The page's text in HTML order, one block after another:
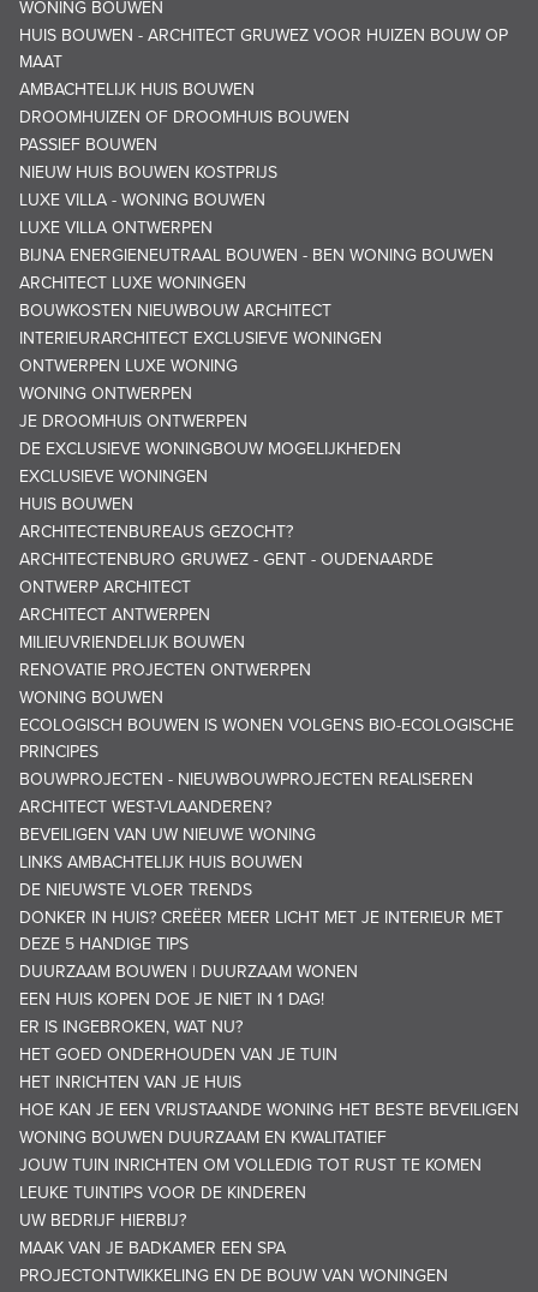
WONING BOUWEN
HUIS BOUWEN - ARCHITECT GRUWEZ VOOR HUIZEN BOUW OP
MAAT
AMBACHTELIJK HUIS BOUWEN
DROOMHUIZEN OF DROOMHUIS BOUWEN
PASSIEF BOUWEN
NIEUW HUIS BOUWEN KOSTPRIJS
LUXE VILLA - WONING BOUWEN
LUXE VILLA ONTWERPEN
BIJNA ENERGIENEUTRAAL BOUWEN - BEN WONING BOUWEN
ARCHITECT LUXE WONINGEN
BOUWKOSTEN NIEUWBOUW ARCHITECT
INTERIEURARCHITECT EXCLUSIEVE WONINGEN
ONTWERPEN LUXE WONING
WONING ONTWERPEN
JE DROOMHUIS ONTWERPEN
DE EXCLUSIEVE WONINGBOUW MOGELIJKHEDEN
EXCLUSIEVE WONINGEN
HUIS BOUWEN
ARCHITECTENBUREAUS GEZOCHT?
ARCHITECTENBURO GRUWEZ - GENT - OUDENAARDE
ONTWERP ARCHITECT
ARCHITECT ANTWERPEN
MILIEUVRIENDELIJK BOUWEN
RENOVATIE PROJECTEN ONTWERPEN
WONING BOUWEN
ECOLOGISCH BOUWEN IS WONEN VOLGENS BIO-ECOLOGISCHE
PRINCIPES
BOUWPROJECTEN - NIEUWBOUWPROJECTEN REALISEREN
ARCHITECT WEST-VLAANDEREN?
BEVEILIGEN VAN UW NIEUWE WONING
LINKS AMBACHTELIJK HUIS BOUWEN
DE NIEUWSTE VLOER TRENDS
DONKER IN HUIS? CREËER MEER LICHT MET JE INTERIEUR MET
DEZE 5 HANDIGE TIPS
DUURZAAM BOUWEN | DUURZAAM WONEN
EEN HUIS KOPEN DOE JE NIET IN 1 DAG!
ER IS INGEBROKEN, WAT NU?
HET GOED ONDERHOUDEN VAN JE TUIN
HET INRICHTEN VAN JE HUIS
HOE KAN JE EEN VRIJSTAANDE WONING HET BESTE BEVEILIGEN
WONING BOUWEN DUURZAAM EN KWALITATIEF
JOUW TUIN INRICHTEN OM VOLLEDIG TOT RUST TE KOMEN
LEUKE TUINTIPS VOOR DE KINDEREN
UW BEDRIJF HIERBIJ?
MAAK VAN JE BADKAMER EEN SPA
PROJECTONTWIKKELING EN DE BOUW VAN WONINGEN